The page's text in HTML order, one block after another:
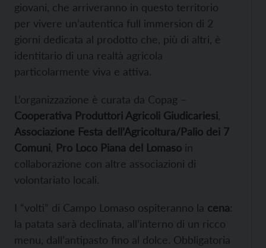
giovani, che arriveranno in questo territorio
per vivere un’autentica full immersion di 2
giorni dedicata al prodotto che, più di altri, è
identitario di una realtà agricola
particolarmente viva e attiva.
L’organizzazione è curata da Copag –
Cooperativa Produttori Agricoli Giudicariesi
Associazione Festa dell’Agricoltura/Palio dei 7
Comuni Pro Loco Piana del Lomaso in
collaborazione con altre associazioni di
volontariato locali.
I “volti” di Campo Lomaso ospiteranno la cena:
la patata sarà declinata, all’interno di un ricco
menu, dall’antipasto fino al dolce. Obbligatoria